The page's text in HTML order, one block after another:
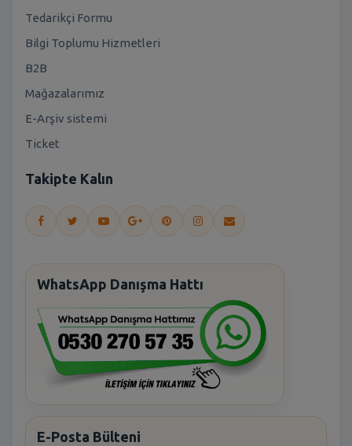
Tedarikçi Formu
Bilgi Toplumu Hizmetleri
B2B
Mağazalarımız
E-Arşiv sistemi
Ticket
Takipte Kalın
WhatsApp Danışma Hattı
E-Posta Bülteni